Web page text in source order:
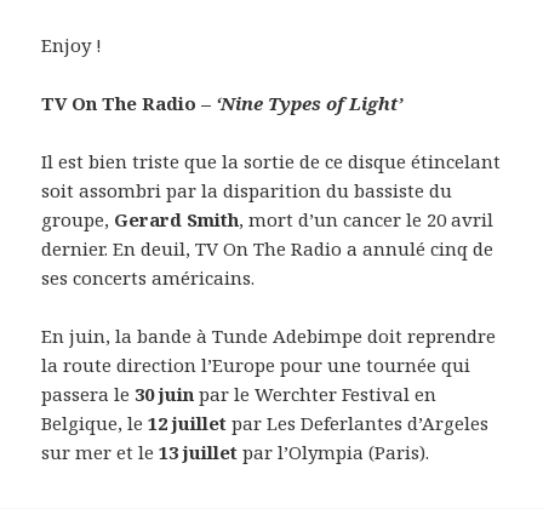
Enjoy !
TV On The Radio – ‘Nine Types of Light’
Il est bien triste que la sortie de ce disque étincelant
soit assombri par la disparition du bassiste du
groupe, Gerard Smith, mort d’un cancer le 20 avril
dernier. En deuil, TV On The Radio a annulé cinq de
ses concerts américains.
En juin, la bande à Tunde Adebimpe doit reprendre
la route direction l’Europe pour une tournée qui
passera le 30 juin par le Werchter Festival en
Belgique, le12 juillet par Les Deferlantes d’Argeles
sur mer et le13 juillet par l’Olympia (Paris).